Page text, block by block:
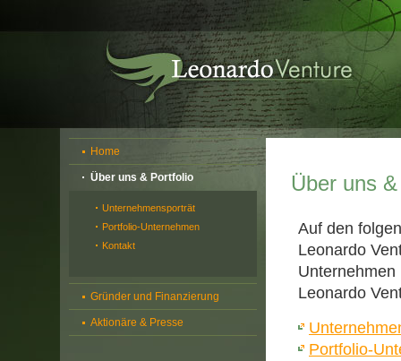
zum
Home
Über uns & Portfolio
Unternehmensporträt
Portfolio-Unternehmen
Kontakt
Gründer und Finanzierung
Aktionäre & Presse
Über uns
Auf den
Leonardo
Leonardo
Portfolio-